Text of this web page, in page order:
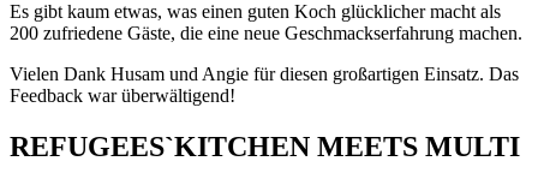
Es gibt kaum etwas, was einen guten Koch glücklicher macht als
200 zufriedene Gäste, die eine neue Geschmackserfahrung machen.
Vielen Dank Husam und Angie für diesen großartigen Einsatz. Das
Feedback war überwältigend!
REFUGEES`KITCHEN MEETS MULTI